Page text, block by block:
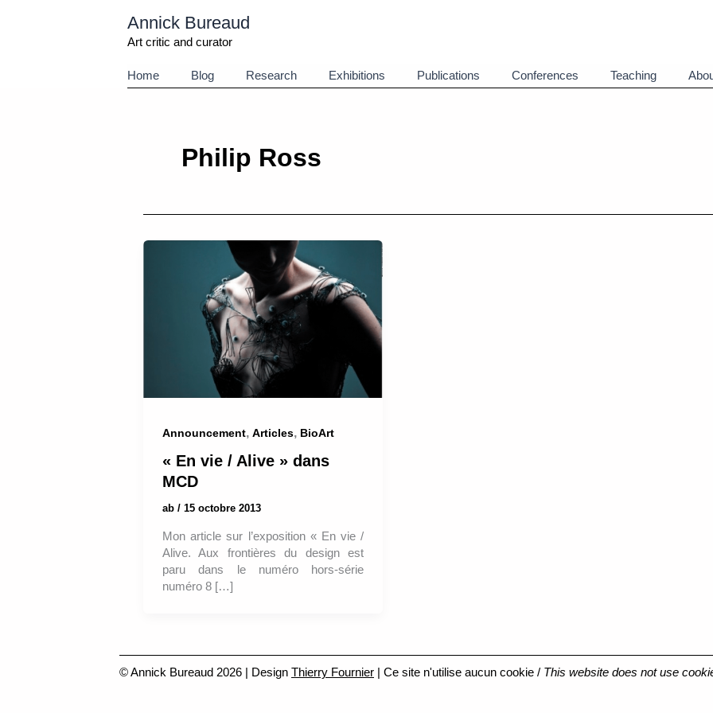
Annick Bureaud
Art critic and curator
Home Blog Research Exhibitions Publications Conferences Teaching
Philip Ross
Announcement, Articles, BioArt
« En vie / Alive » dans
MCD
ab / 15 octobre 2013
Mon article sur l’exposition « En vie /
Alive. Aux frontières du design est
paru dans le numéro hors-série
numéro 8 […]
© Annick Bureaud 2026 | Design Thierry Fournier | Ce site n'utilise aucun cookie / This website does not use